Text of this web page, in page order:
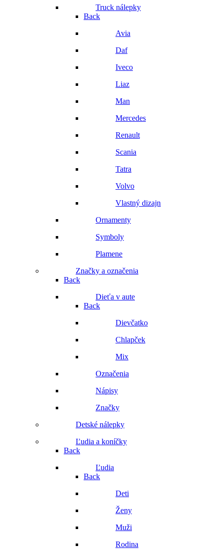
Truck nálepky
Back
Avia
Daf
Iveco
Liaz
Man
Mercedes
Renault
Scania
Tatra
Volvo
Vlastný dizajn
Ornamenty
Symboly
Plamene
Značky a označenia
Back
Dieťa v aute
Back
Dievčatko
Chlapček
Mix
Označenia
Nápisy
Značky
Detské nálepky
Ľudia a koníčky
Back
Ľudia
Back
Deti
Ženy
Muži
Rodina